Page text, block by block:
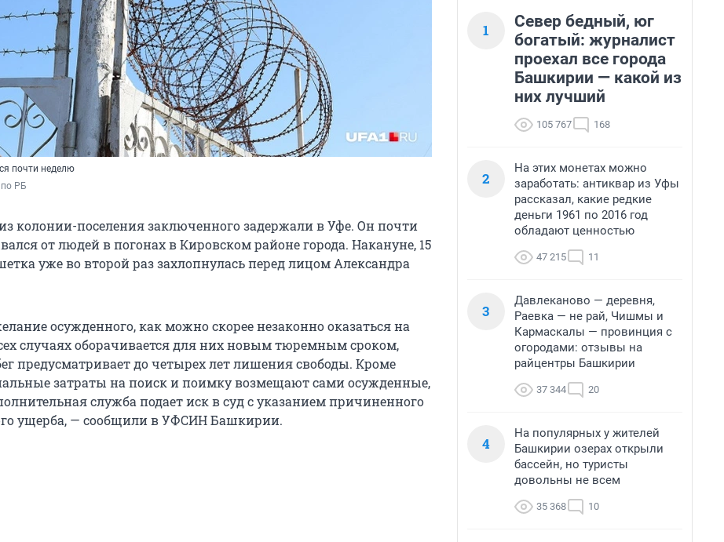
почти неделю
РБ
колонии-поселения заключенного задержали в Уфе. Он почти
от людей в погонах в Кировском районе города. Накануне, 15
уже во второй раз захлопнулась перед лицом Александра
осужденного, как можно скорее незаконно оказаться на
случаях оборачивается для них новым тюремным сроком,
предусматривает до четырех лет лишения свободы. Кроме
затраты на поиск и поимку возмещают сами осужденные,
служба подает иск в суд с указанием причиненного
ущерба, — сообщили в УФСИН Башкирии.
1
Север бедный, юг
богатый: журналист
проехал все города
Башкирии — какой из
них лучший
105 767 168
2
На этих монетах можно
заработать: антиквар из Уфы
рассказал, какие редкие
деньги 1961 по 2016 год
обладают ценностью
47 215 11
3
Давлеканово — деревня,
Раевка — не рай, Чишмы и
Кармаскалы — провинция с
огородами: отзывы на
райцентры Башкирии
37 344 20
4
На популярных у жителей
Башкирии озерах открыли
бассейн, но туристы
довольны не всем
35 368 10